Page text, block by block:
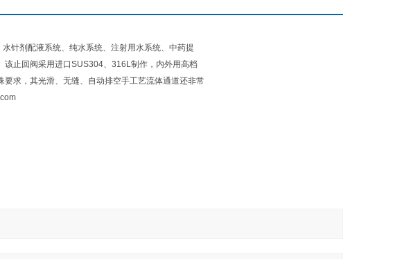
针剂配液系统、纯水系统、注射用水系统、中药提
止回阀采用进口SUS304、316L制作，内外用高档
求，其光滑、无缝、自动排空手工艺流体通道还非常